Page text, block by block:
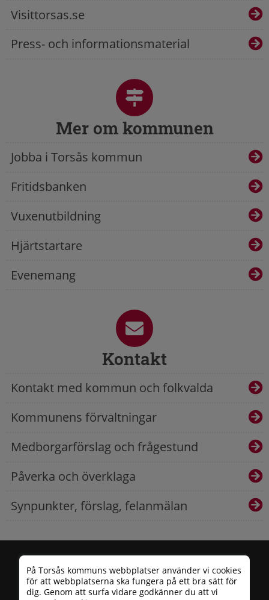
På Torsås kommuns webbplatser använder vi cookies
för att webbplatserna ska fungera på ett bra sätt för
dig. Genom att surfa vidare godkänner du att vi
Visittorsas.se
Press- och informationsmaterial
Mer om kommunen
Jobba i Torsås kommun
Fritidsbanken
Vuxenutbildning
Hjärtstartare
Evenemang
Kontakt
Kontakt med kommun och folkvalda
Kommunens förvaltningar
Medborgarförslag och frågestund
Påverka och överklaga
Synpunkter, förslag, felanmälan